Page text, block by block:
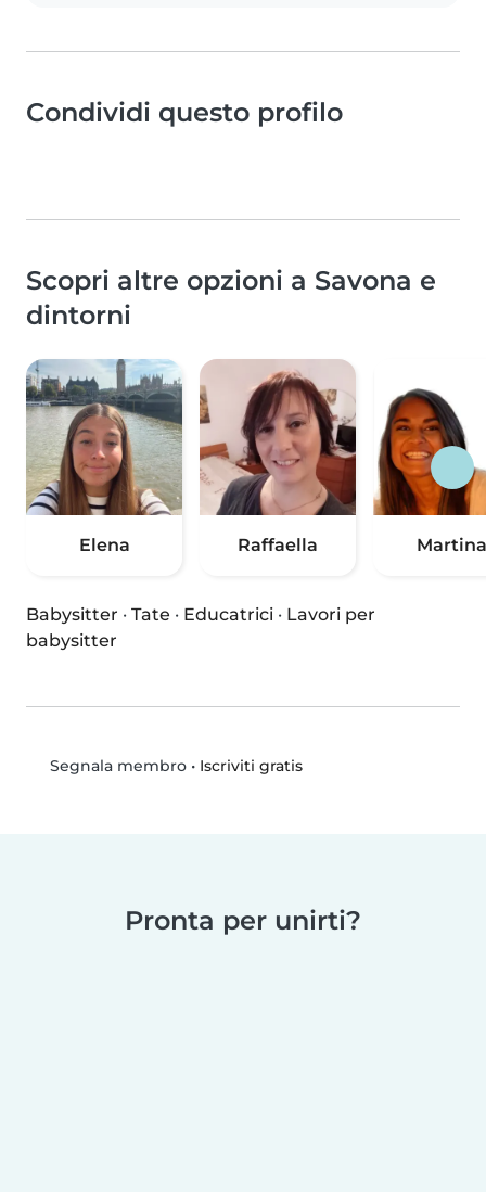
Condividi questo profilo
Scopri altre opzioni a Savona e
dintorni
Elena Raffaella Martina
Babysitter · Tate · Educatrici · Lavori per
babysitter
Segnala membro• Iscriviti gratis
Pronta per unirti?